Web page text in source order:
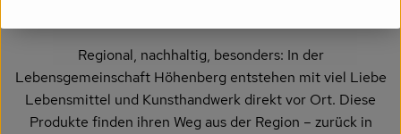
Regional, nachhaltig, besonders: In der
Lebensgemeinschaft Höhenberg entstehen mit viel Liebe
Lebensmittel und Kunsthandwerk direkt vor Ort. Diese
Produkte finden ihren Weg aus der Region – zurück in